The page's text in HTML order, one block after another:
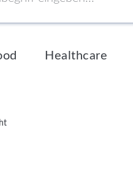
Healthcare